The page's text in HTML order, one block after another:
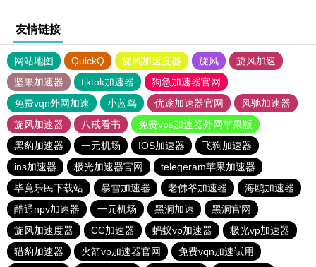
友情链接
网站地图 QuickQ 旋风加速度器 旋风
旋风加速
坚果加速器
tiktok加速器
狗急加速器官网
免费vqn外网加速
小蓝鸟 优途加速器官网
风驰加速器
旋风加速器
八戒看书
免费vps加速器外网苹果版
黑豹加速器
一元机场 IOS加速器
飞狗加速器
ins加速器
极光加速器官网
telegeram苹果加速器
毕竟乐民下载站
暴雪加速器 老佛爷加速器
海鸥加速器
酷通npv加速器
一元机场 黑洞加速
黑洞官网
旋风加速度器
CC加速器 蚂蚁vp加速器
极光vp加速器
猎豹加速器
火箭vp加速器官网 免费vqn加速试用